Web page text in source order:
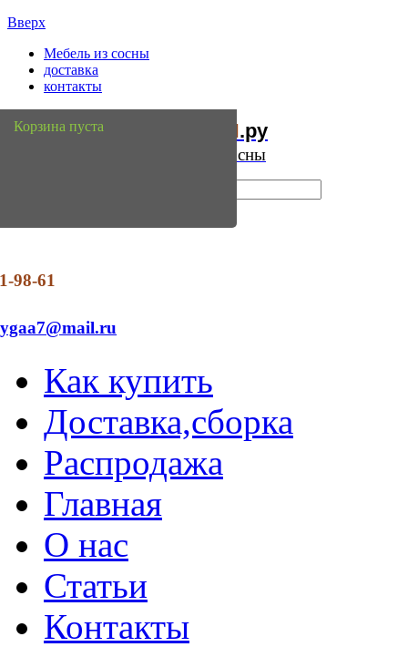
Вверх
Мебель из сосны
доставка
контакты
Мебель Сосны.ру
Интернет магазин мебели из сосны
98-61
Как купить
Доставка,сборка
Распродажа
Главная
О нас
Статьи
Контакты
Корзина пуста